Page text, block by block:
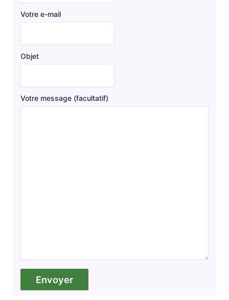
Votre e-mail
Objet
Votre message (facultatif)